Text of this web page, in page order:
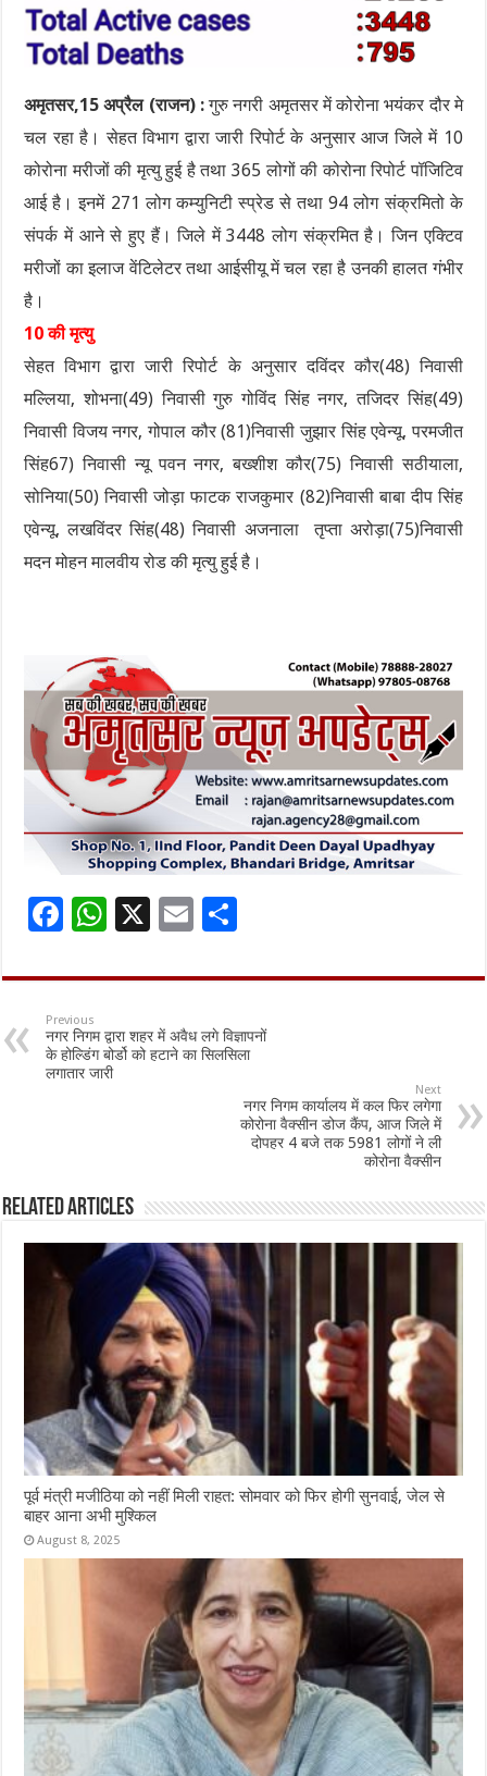
अमृतसर,15 अप्रैल (राजन) :गुरु नगरी अमृतसर में कोरोना भयंकर दौर मे
चल रहा है। सेहत विभाग द्वारा जारी रिपोर्ट के अनुसार आज जिले में 10
कोरोना मरीजों की मृत्यु हुई है तथा 365 लोगों की कोरोना रिपोर्ट पॉजिटिव
आई है। इनमें 271 लोग कम्युनिटी स्प्रेड से तथा 94 लोग संक्रमितो के
संपर्क में आने से हुए हैं। जिले में 3448 लोग संक्रमित है। जिन एक्टिव
मरीजों का इलाज वेंटिलेटर तथा आईसीयू में चल रहा है उनकी हालत गंभीर
है।
10 की मृत्यु
सेहत विभाग द्वारा जारी रिपोर्ट के अनुसार दविंदर कौर(48) निवासी
मल्लिया, शोभना(49) निवासी गुरु गोविंद सिंह नगर, तजिदर सिंह(49)
निवासी विजय नगर, गोपाल कौर (81)निवासी जुझार सिंह एवेन्यू, परमजीत
सिंह67) निवासी न्यू पवन नगर, बख्शीश कौर(75) निवासी सठीयाला,
सोनिया(50) निवासी जोड़ा फाटक राजकुमार (82)निवासी बाबा दीप सिंह
एवेन्यू, लखविंदर सिंह(48) निवासी अजनाला तृप्ता अरोड़ा(75)निवासी
मदन मोहन मालवीय रोड की मृत्यु हुई है।
F
e
b
o
o
W
at
p
p
X
E
ai ar
Previous
नगर निगम द्वारा शहर में अवैध लगे विज्ञापनों
के होल्डिंग बोर्डो को हटाने का सिलसिला
लगातार जारी
Next
नगर निगम कार्यालय में कल फिर लगेगा
कोरोना वैक्सीन डोज कैंप, आज जिले में
दोपहर 4 बजे तक 5981 लोगों ने ली
कोरोना वैक्सीन
Related Articles
पूर्व मंत्री मजीठिया को नहीं मिली राहत: सोमवार को फिर होगी सुनवाई, जेल से
बाहर आना अभी मुश्किल
August 8, 2025